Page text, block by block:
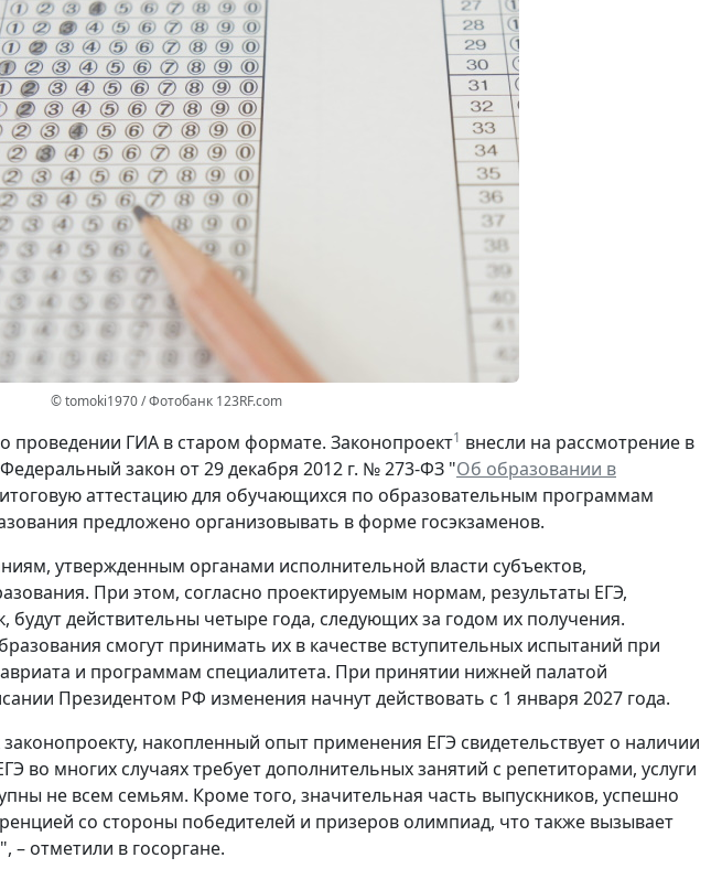
© tomoki1970 / Фотобанк 123RF.com
проведении ГИА в старом формате. Законопроект1 внесли на рассмотрение в
закон от 29 декабря 2012 г. № 273-ФЗ "Об образовании в
аттестацию для обучающихся по образовательным программам
предложено организовывать в форме госэкзаменов.
утвержденным органами исполнительной власти субъектов,
При этом, согласно проектируемым нормам, результаты ЕГЭ,
будут действительны четыре года, следующих за годом их получения.
смогут принимать их в качестве вступительных испытаний при
и программам специалитета. При принятии нижней палатой
Президентом РФ изменения начнут действовать с 1 января 2027 года.
накопленный опыт применения ЕГЭ свидетельствует о наличии
во многих случаях требует дополнительных занятий с репетиторами, услуги
не всем семьям. Кроме того, значительная часть выпускников, успешно
со стороны победителей и призеров олимпиад, что также вызывает
– отметили в госоргане.